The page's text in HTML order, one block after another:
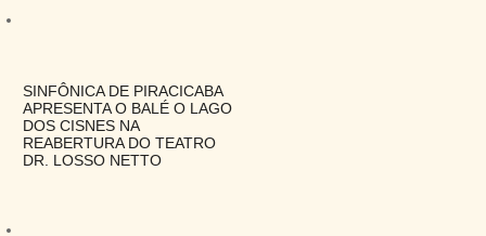
SINFÔNICA DE PIRACICABA
APRESENTA O BALÉ O LAGO
DOS CISNES NA
REABERTURA DO TEATRO
DR. LOSSO NETTO